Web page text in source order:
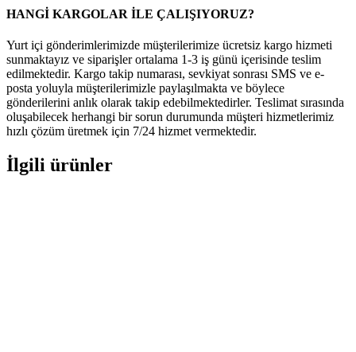
HANGİ KARGOLAR İLE ÇALIŞIYORUZ?
Yurt içi gönderimlerimizde müşterilerimize ücretsiz kargo hizmeti
sunmaktayız ve siparişler ortalama 1-3 iş günü içerisinde teslim
edilmektedir. Kargo takip numarası, sevkiyat sonrası SMS ve e-
posta yoluyla müşterilerimizle paylaşılmakta ve böylece
gönderilerini anlık olarak takip edebilmektedirler. Teslimat sırasında
oluşabilecek herhangi bir sorun durumunda müşteri hizmetlerimiz
hızlı çözüm üretmek için 7/24 hizmet vermektedir.
İlgili ürünler